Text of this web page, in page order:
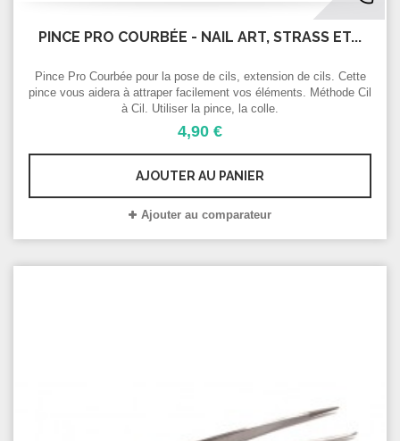
PINCE PRO COURBÉE - NAIL ART, STRASS ET...
Pince Pro Courbée pour la pose de cils, extension de cils. Cette
pince vous aidera à attraper facilement vos éléments. Méthode Cil
à Cil. Utiliser la pince, la colle.
4,90 €
AJOUTER AU PANIER
Ajouter au comparateur